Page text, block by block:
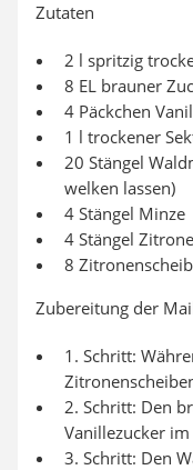
Zutaten
2 l spritzig
8 EL brauner
4 Päckchen
1 l trockener
20 Stängel
welken lassen)
4 Stängel Minze
4 Stängel
8
Zubereitung der
1. Schritt:
2. Schritt: Den
Vanillezucker
3. Schritt: Den